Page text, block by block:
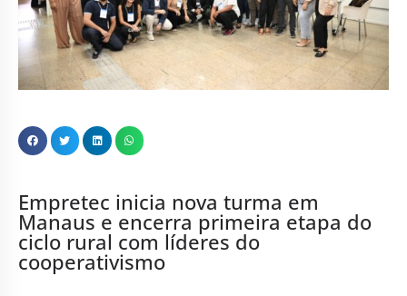
Empretec inicia nova turma em
Manaus e encerra primeira etapa do
ciclo rural com líderes do
cooperativismo